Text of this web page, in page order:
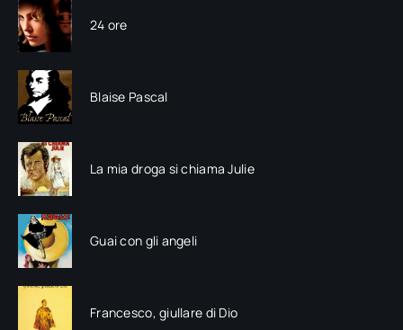
24 ore
Blaise Pascal
La mia droga si chiama Julie
Guai con gli angeli
Francesco, giullare di Dio